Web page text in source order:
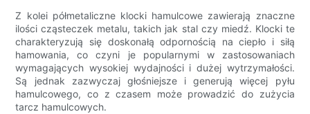
Z kolei półmetaliczne klocki hamulcowe zawierają znaczne
ilości cząsteczek metalu, takich jak stal czy miedź. Klocki te
charakteryzują się doskonałą odpornością na ciepło i siłą
hamowania, co czyni je popularnymi w zastosowaniach
wymagających wysokiej wydajności i dużej wytrzymałości.
Są jednak zazwyczaj głośniejsze i generują więcej pyłu
hamulcowego, co z czasem może prowadzić do zużycia
tarcz hamulcowych.